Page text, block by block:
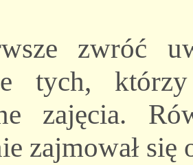
zwróć
tych,
zajęcia.
zajmował